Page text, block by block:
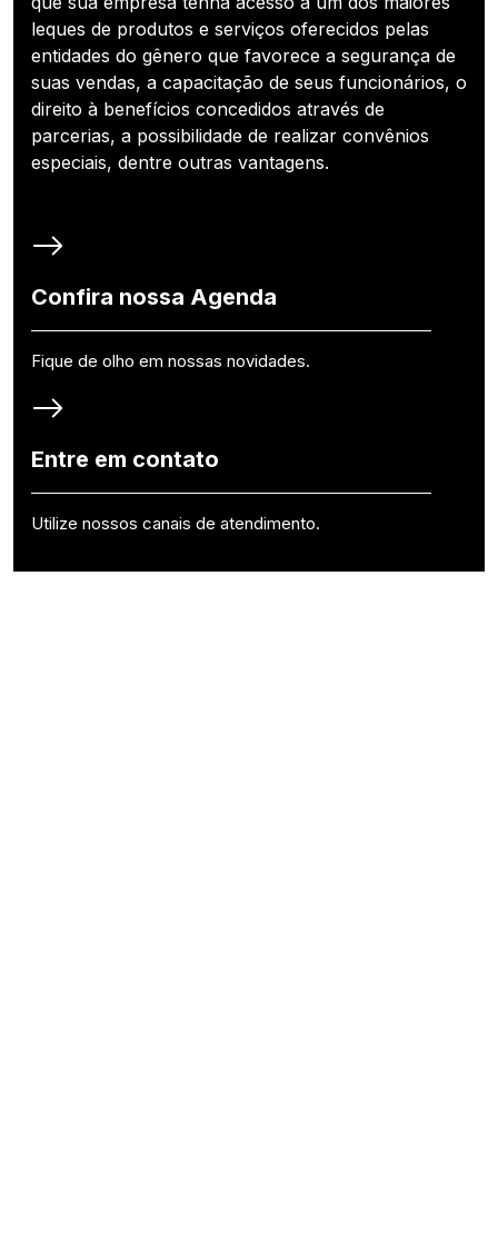
leques de produtos e serviços oferecidos pelas
entidades do gênero que favorece a segurança de
suas vendas, a capacitação de seus funcionários, o
direito à benefícios concedidos através de
parcerias, a possibilidade de realizar convênios
especiais, dentre outras vantagens.
Confira nossa Agenda
Fique de olho em nossas novidades.
Entre em contato
Utilize nossos canais de atendimento.